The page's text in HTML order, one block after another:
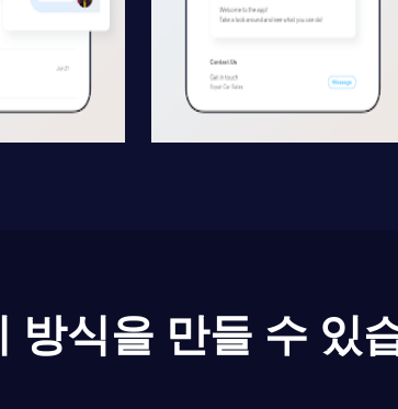
방식을 만들 수 있